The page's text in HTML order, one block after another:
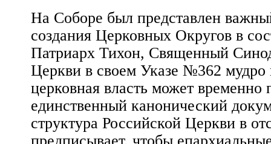
На Соборе был представлен
создания Церковных Округов в
Патриарх Тихон, Священный
Церкви в своем Указе №362 мудро
церковная власть может временно
единственный канонический
структура Российской Церкви в
предписывает, чтобы